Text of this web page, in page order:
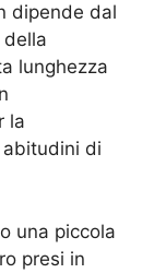
dipende dal
lunghezza
la
di
una piccola
presi in